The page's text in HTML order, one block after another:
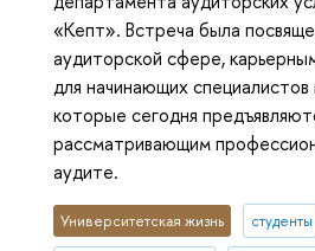
«Кепт». Встреча была
аудиторской сфере,
для начинающих
которые сегодня
рассматривающим
аудите.
Университетская жизнь студенты